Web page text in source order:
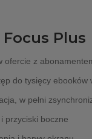
Focus Plus
ofercie z
do tysięcy ebooków
w pełni
przyciski boczne